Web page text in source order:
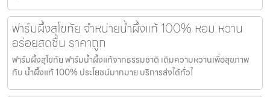
ฟาร์มผึ้งสุโขทัย จำหน่ายน้ำผึ้งแท้ 100% หอม หวาน
อร่อยสดชื่น ราคาถูก
ฟาร์มผึ้งสุโขทัย ฟาร์มน้ำผึ้งแท้จากธรรมชาติ เติมความหวานเพื่อสุขภาพ
กับ น้ำผึ้งแท้ 100% ประโยชน์มากมาย บริการส่งได้ทั่วไ